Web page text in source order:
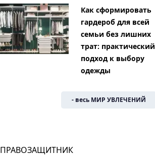
Как сформировать
гардероб для всей
семьи без лишних
трат: практический
подход к выбору
одежды
- весь МИР УВЛЕЧЕНИЙ
ПРАВОЗАЩИТНИК